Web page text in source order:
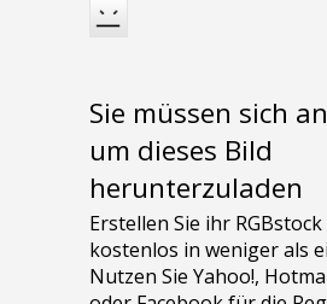
Sie müssen sich
um dieses Bild
herunterzuladen